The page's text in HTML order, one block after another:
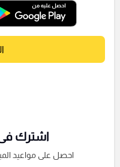
اشترك فى
احصل على مواعيد